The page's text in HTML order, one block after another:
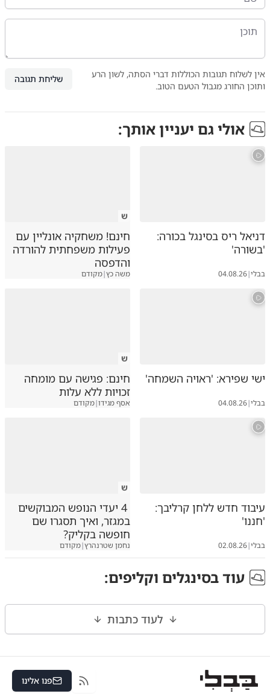
אין לשלוח תגובות הכוללות דברי הסתה, לשון הרע
ותוכן החורג מגבול הטעם הטוב.
שליחת תגובה
אולי גם יעניין אותך:
דניאל ריס בסינגל בכורה:
'בשורה'
בבלי|
04.08.26
ש
חינם! משחקיה אונליין עם
פעילות משפחתית להורדה
והדפסה
משה כץ|מקודם
ישי שפירא: 'ראויה השמחה'
בבלי|
04.08.26
ש
חינם: פגישה עם מומחה
זכויות ללא עלות
אסף מגידו|מקודם
עיבוד חדש ללחן קרליבך:
'חננו'
בבלי|
02.08.26
ש
4 יעדי הנופש המבוקשים
במגזר, ואיך תסגרו שם
חופשה בקליק?
נחמן שטרנהרץ|מקודם
עוד בסינגלים וקליפים:
לעוד כתבות
RSS פנו אלינו